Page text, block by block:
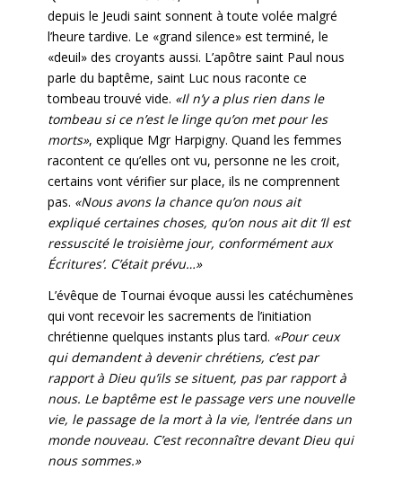
depuis le Jeudi saint sonnent à toute volée malgré
l’heure tardive. Le «grand silence» est terminé, le
«deuil» des croyants aussi. L’apôtre saint Paul nous
parle du baptême, saint Luc nous raconte ce
tombeau trouvé vide. «Il n’y a plus rien dans le
tombeau si ce n’est le linge qu’on met pour les
morts», explique Mgr Harpigny. Quand les femmes
racontent ce qu’elles ont vu, personne ne les croit,
certains vont vérifier sur place, ils ne comprennent
pas. «Nous avons la chance qu’on nous ait
expliqué certaines choses, qu’on nous ait dit ‘Il est
ressuscité le troisième jour, conformément aux
Écritures’. C’était prévu…»
L’évêque de Tournai évoque aussi les catéchumènes
qui vont recevoir les sacrements de l’initiation
chrétienne quelques instants plus tard. «Pour ceux
qui demandent à devenir chrétiens, c’est par
rapport à Dieu qu’ils se situent, pas par rapport à
nous. Le baptême est le passage vers une nouvelle
vie, le passage de la mort à la vie, l’entrée dans un
monde nouveau. C’est reconnaître devant Dieu qui
nous sommes.»